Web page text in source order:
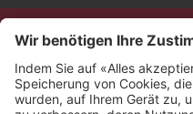
Kontakt
Impressum